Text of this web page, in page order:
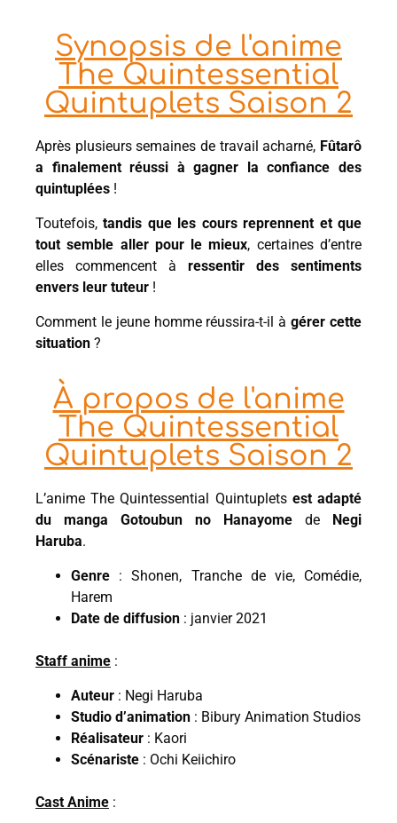
Synopsis de l'anime
The Quintessential
Quintuplets Saison 2
Après plusieurs semaines de travail acharné, Fûtarô
a finalement réussi à gagner la confiance des
quintuplées !
Toutefois,tandis que les cours reprennent et que
tout semble aller pour le mieux, certaines d’entre
elles commencent à ressentir des sentiments
envers leur tuteur !
Comment le jeune homme réussira-t-il àgérer cette
situation ?
À propos de l'anime
The Quintessential
Quintuplets Saison 2
L’anime The Quintessential Quintuplets est adapté
du manga Gotoubun no Hanayome de
Negi
Haruba.
Genre : Shonen, Tranche de vie, Comédie,
Harem
Date de diffusion : janvier 2021
Staff anime :
Auteur : Negi Haruba
Studio d’animation : Bibury Animation Studios
Réalisateur : Kaori
Scénariste : Ochi Keiichiro
Cast Anime :